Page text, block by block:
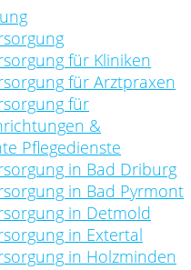
für Kliniken
für Arztpraxen
für
&
Pflegedienste
in Bad Driburg
in Bad Pyrmont
in Detmold
in Extertal
in Holzminden